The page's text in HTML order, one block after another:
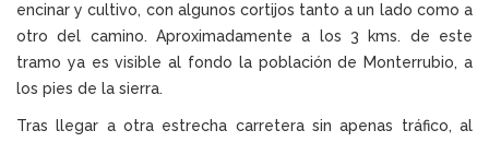
encinar y cultivo, con algunos cortijos tanto a un lado como a
otro del camino. Aproximadamente a los 3 kms. de este
tramo ya es visible al fondo la población de Monterrubio, a
los pies de la sierra.
Tras llegar a otra estrecha carretera sin apenas tráfico, al